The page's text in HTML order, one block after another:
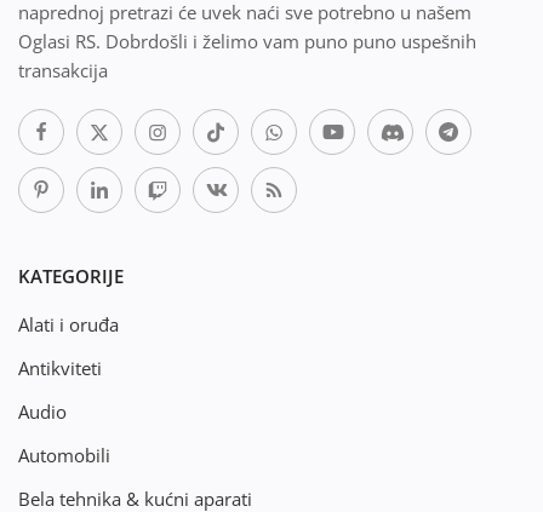
naprednoj pretrazi će uvek naći sve potrebno u našem
Oglasi RS. Dobrdošli i želimo vam puno puno uspešnih
transakcija
KATEGORIJE
Alati i oruđa
Antikviteti
Audio
Automobili
Bela tehnika & kućni aparati